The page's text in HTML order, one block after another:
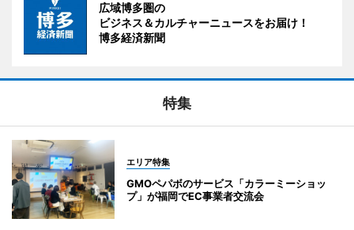
広域博多圏の
ビジネス＆カルチャーニュースをお届け！
博多経済新聞
特集
エリア特集
GMOペパボのサービス「カラーミーショッ
プ」が福岡でEC事業者交流会